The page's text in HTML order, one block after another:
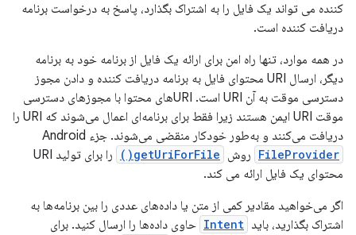
کننده می تواند یک فایل را به اشتراک بگذارد، پاسخ به درخواست برنامه
دریافت کننده است.
در همه موارد، تنها راه امن برای ارائه یک فایل از برنامه خود به برنامه
دیگر، ارسال URI محتوای فایل به برنامه دریافت کننده و دادن مجوز
دسترسی موقت به آن URI است. URIهای محتوا با مجوزهای دسترسی
موقت URI ایمن هستند زیرا فقط برای برنامه‌ای اعمال می‌شوند که URI را
دریافت می‌کنند و به‌طور خودکار منقضی می‌شوند. جزء Android
FileProvider روش getUriForFile()
را برای تولید URI
محتوای یک فایل ارائه می کند.
اگر می‌خواهید مقادیر کمی از متن یا داده‌های عددی را بین برنامه‌ها به
اشتراک بگذارید، باید Intent حاوی داده‌ها را ارسال کنید. برای